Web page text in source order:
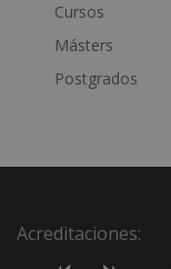
r
n
a
Cursos
Másters
Postgrados
Acreditaciones: